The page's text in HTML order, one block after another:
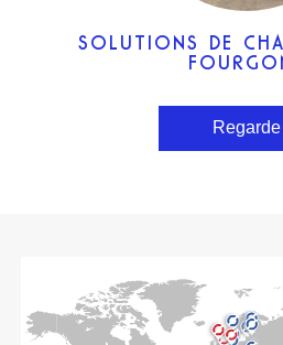
SOLUTIONS DE
Regarde